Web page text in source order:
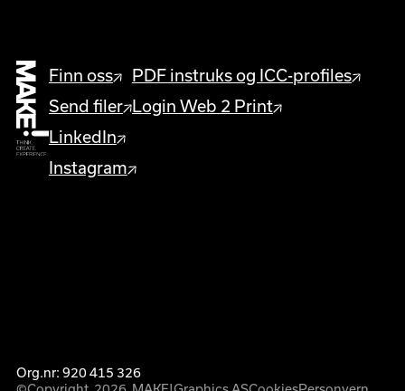
Finn oss
Send filer
PDF instruks og ICC-profiles
Login Web 2 Print
LinkedIn
Instagram
Org.nr: 920 415 326